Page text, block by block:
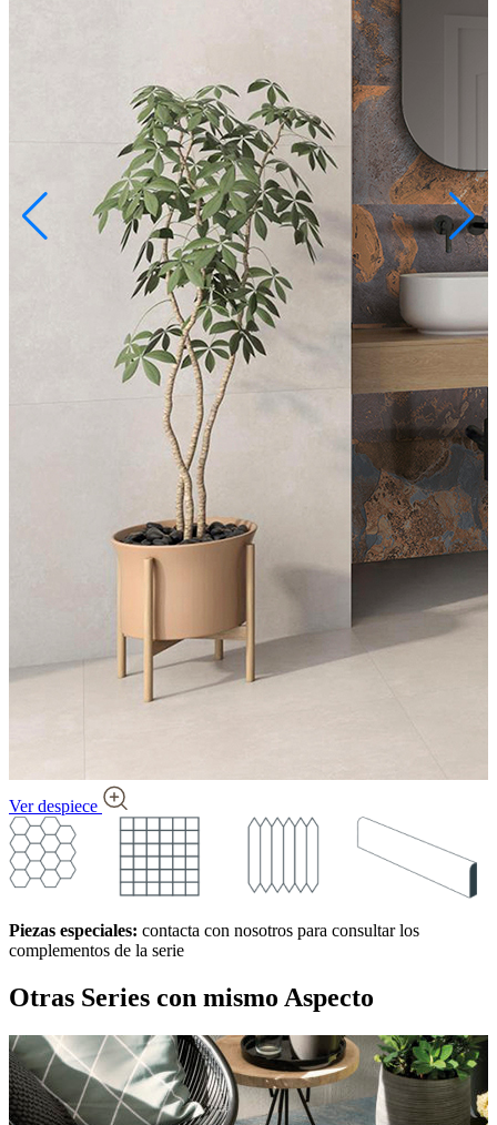
Ver despiece
Piezas especiales: contacta con nosotros para consultar los
complementos de la serie
Otras Series con mismo Aspecto